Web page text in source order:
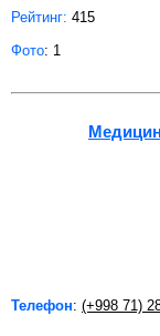
Рейтинг: 415
Фото: 1
Телефон: (+998 71)